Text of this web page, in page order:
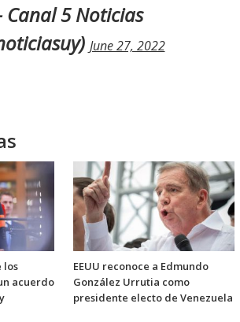
5 Noticias
June 27, 2022
los
acuerdo
EEUU reconoce a Edmundo
González Urrutia como
presidente electo de Venezuela